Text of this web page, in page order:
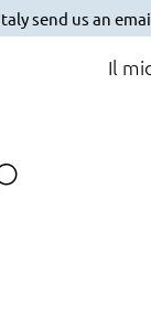
send us an
Il